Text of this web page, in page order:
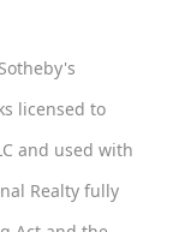
licensed to
and used with
Realty fully